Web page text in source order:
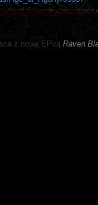
z nową EPką Raven